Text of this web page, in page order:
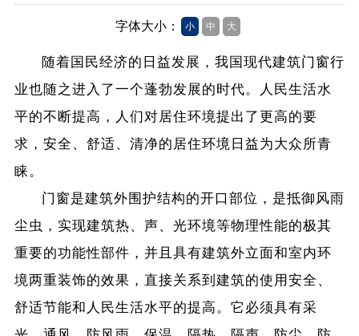
字体大小： 小 中 大
随着国民经济的日益发展，我国现代建筑门窗行
业也随之进入了一个蓬勃发展的时代。人民生活水
平的不断提高，人们对居住环境提出了更高的要
求，安全、舒适、清净的居住环境日益为大众所青
睐。
门窗是建筑外围护结构的开口部位，是抵御风雨
尘虫，实现建筑热、声、光环境等物理性能的极其
重要的功能性部件，并且具有建筑外立面和室内环
境两重装饰的效果，直接关系到建筑的使用安全、
舒适节能和人民生活水平的提高。它必须具有采